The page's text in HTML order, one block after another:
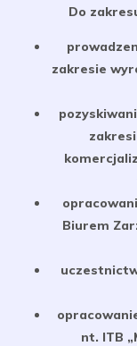
Do
zakresie
Biurem
nt. ITB